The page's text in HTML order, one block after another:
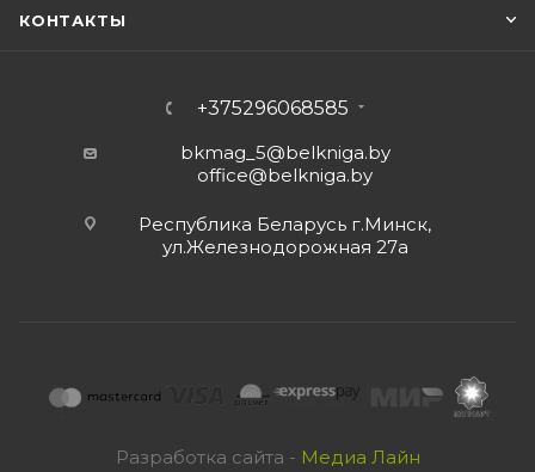
КОНТАКТЫ
+375296068585
bkmag_5@belkniga.by
office@belkniga.by
Республика Беларусь г.Минск,
ул.Железнодорожная 27а
Разработка сайта - Медиа Лайн